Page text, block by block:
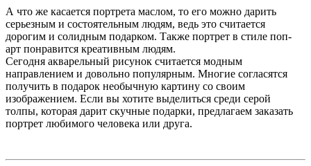
А что же касается портрета маслом, то его можно дарить
серьезным и состоятельным людям, ведь это считается
дорогим и солидным подарком. Также портрет в стиле поп-
арт понравится креативным людям.
Сегодня акварельный рисунок считается модным
направлением и довольно популярным. Многие согласятся
получить в подарок необычную картину со своим
изображением. Если вы хотите выделиться среди серой
толпы, которая дарит скучные подарки, предлагаем заказать
портрет любимого человека или друга.